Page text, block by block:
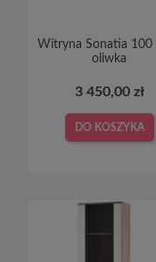
Witryna Sonatia 100
oliwka
3 450,00 zł
DO KOSZYKA